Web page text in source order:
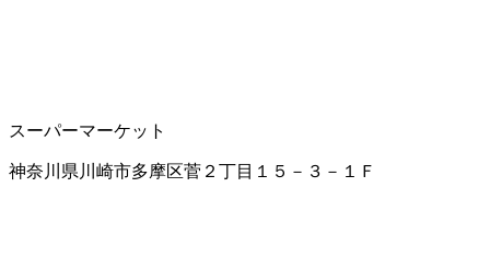
スーパーマーケット
神奈川県川崎市多摩区菅２丁目１５－３－１Ｆ